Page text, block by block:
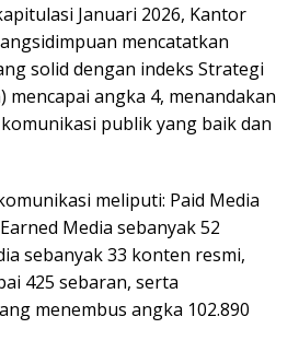
Januari 2026, Kantor
mencatatkan
solid dengan indeks Strategi
mencapai angka 4, menandakan
publik yang baik dan
meliputi: Paid Media
Media sebanyak 52
sebanyak 33 konten resmi,
425 sebaran, serta
menembus angka 102.890